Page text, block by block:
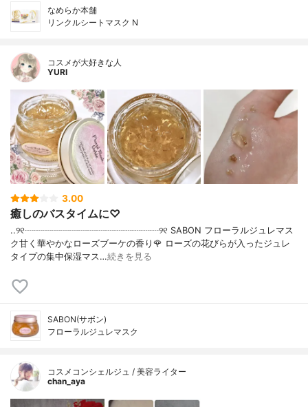
なめらか本舗
リンクルシートマスク N
コスメが大好きな人
YURI
3.00
癒しのバスタイムに♡
..୨୧┈┈┈┈┈┈┈┈┈┈┈┈┈┈┈୨୧ SABON フローラルジュレマス
ク甘く華やかなローズブーケの香り🌹 ローズの花びらが入ったジュレ
タイプの集中保湿マス…続きを見る
SABON(サボン)
フローラルジュレマスク
コスメコンシェルジュ / 美容ライター
chan_aya